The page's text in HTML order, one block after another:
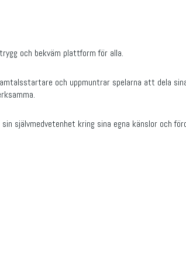
och bekväm plattform för alla.
och uppmuntrar spelarna att dela
självmedvetenhet kring sina egna känslor och